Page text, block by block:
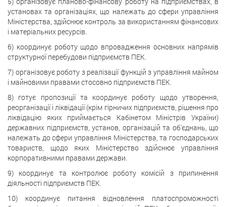
установах та організаціях, що належать до сфери управління
Міністерства, здійснює контроль за використанням фінансових
і матеріальних ресурсів.
6) координує роботу щодо впровадження основних напрямів
структурної перебудови підприємств ПЕК.
7) організовує роботу з реалізації функцій з управління майном
і майновими правами стосовно підприємств ПЕК.
8) готує пропозиції та координує роботу щодо утворення,
реорганізації і ліквідації (крім гірничих підприємств, рішення про
ліквідацію яких приймається Кабінетом Міністрів України)
державних підприємств, установ, організацій та об'єднань, що
належать до сфери управління Міністерства, та господарських
товариств, щодо яких Міністерство здійснює управління
корпоративними правами держави.
9) координує та контролює роботу комісій з припинення
діяльності підприємств ПЕК.
10) координує питання відновлення платоспроможності